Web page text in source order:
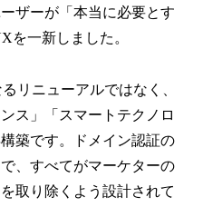
ザーが「本当に必要とす
を一新しました。
リニューアルではなく、
ス」「スマートテクノロ
築です。ドメイン認証の
、すべてがマーケターの
取り除くよう設計されて